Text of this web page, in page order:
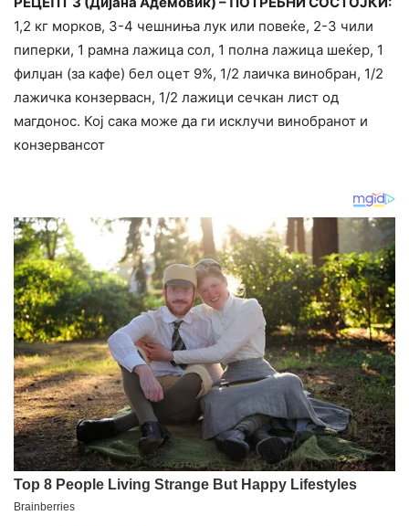
1,2 кг морков, 3-4 чешниња лук или повеќе, 2-3 чили
пиперки, 1 рамна лажица сол, 1 полна лажица шеќер, 1
филџан (за кафе) бел оцет 9%, 1/2 лаичка винобран, 1/2
лажичка конзервасн, 1/2 лажици сечкан лист од
магдонос. Кој сака може да ги исклучи винобранот и
конзервансот